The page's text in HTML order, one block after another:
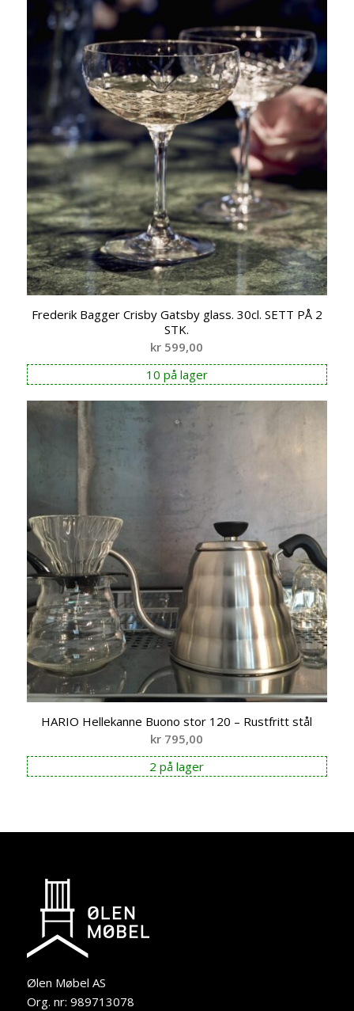
Frederik Bagger Crisby Gatsby glass. 30cl. SETT PÅ 2
STK.
kr 599,00
10 på lager
HARIO Hellekanne Buono stor 120 – Rustfritt stål
kr 795,00
2 på lager
Ølen Møbel AS
Org. nr: 989713078